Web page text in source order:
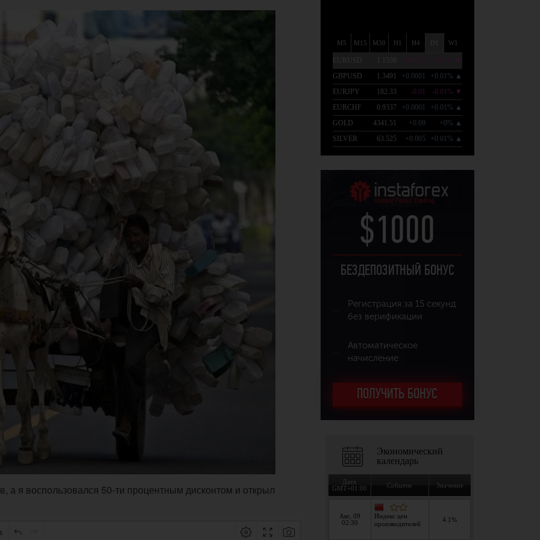
$1000
БЕЗДЕПОЗИТНЫЙ БОНУС
Регистрация за 15 секунд
без верификации
Автоматическое
начисление
ПОЛУЧИТЬ БОНУС
а я воспользовался 50-ти процентным дисконтом и открыл